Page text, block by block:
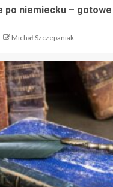
po niemiecku –
Michał Szczepaniak